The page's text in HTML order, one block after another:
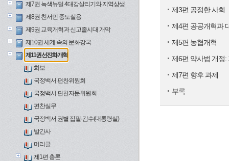
제7권 녹색뉴딜 4대강살리기와 지역상생
제8권 친서민 중도실용
제9권 교육개혁과 신고졸시대 개막
제10권 세계 속의 문화강국
제11권 선진화 개혁
화보
국정백서 편찬위원회
국정백서 편찬자문위원회
편찬실무
국정백서 권별 집필·감수(대통령실)
발간사
머리글
제1편 총론
제3편 공정한 사회
제4편 공공개혁과
제5편 농협개혁
제6편 약사법 개정
제7편 향후 과제
부록